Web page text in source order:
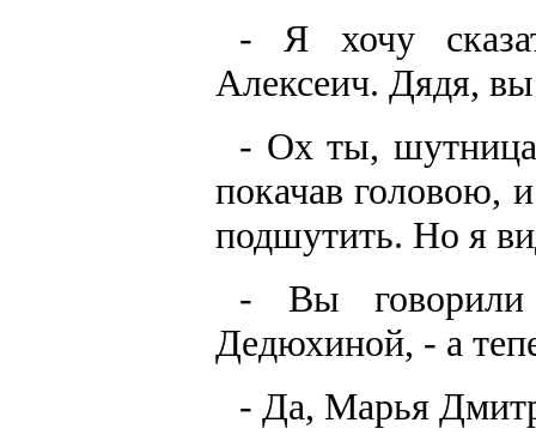
- Я хочу
Алексеич. Дядя, вы
- Ох ты, шутница,
покачав головою,
подшутить. Но я
- Вы говорили
Дедюхиной, - а
- Да, Марья